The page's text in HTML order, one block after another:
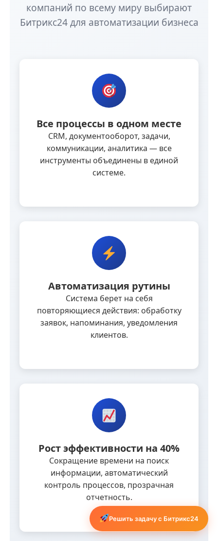
компаний по всему миру выбирают
Битрикс24 для автоматизации бизнеса
Все процессы в одном месте
CRM, документооборот, задачи,
коммуникации, аналитика — все
инструменты объединены в единой
системе.
Автоматизация рутины
Система берет на себя
повторяющиеся действия: обработку
заявок, напоминания, уведомления
клиентов.
Рост эффективности на 40%
Сокращение времени на поиск
информации, автоматический
контроль процессов, прозрачная
отчетность.
Решить задачу с Битрикс24